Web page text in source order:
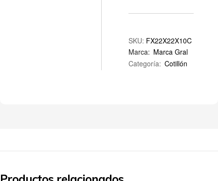
SKU: FX22X22X10C
Marca: Marca Gral
Categoría: Cotillón